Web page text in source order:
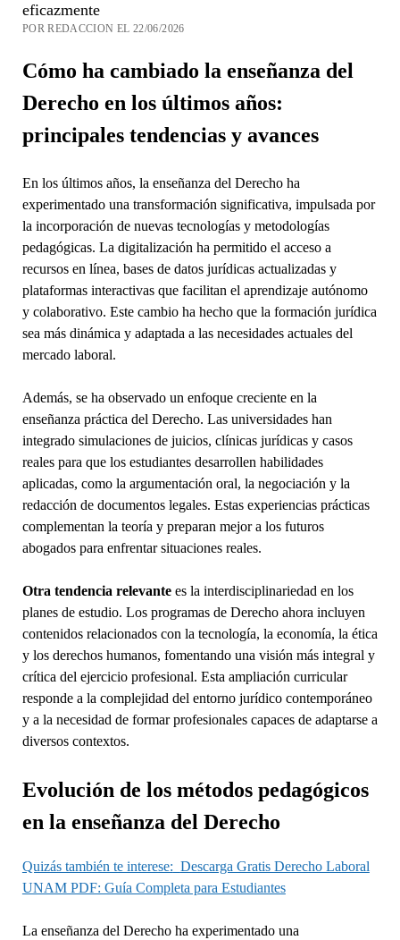
eficazmente
POR REDACCION EL 22/06/2026
Cómo ha cambiado la enseñanza del
Derecho en los últimos años:
principales tendencias y avances
En los últimos años, la enseñanza del Derecho ha
experimentado una transformación significativa, impulsada por
la incorporación de nuevas tecnologías y metodologías
pedagógicas. La digitalización ha permitido el acceso a
recursos en línea, bases de datos jurídicas actualizadas y
plataformas interactivas que facilitan el aprendizaje autónomo
y colaborativo. Este cambio ha hecho que la formación jurídica
sea más dinámica y adaptada a las necesidades actuales del
mercado laboral.
Además, se ha observado un enfoque creciente en la
enseñanza práctica del Derecho. Las universidades han
integrado simulaciones de juicios, clínicas jurídicas y casos
reales para que los estudiantes desarrollen habilidades
aplicadas, como la argumentación oral, la negociación y la
redacción de documentos legales. Estas experiencias prácticas
complementan la teoría y preparan mejor a los futuros
abogados para enfrentar situaciones reales.
Otra tendencia relevantees la interdisciplinariedad en los
planes de estudio. Los programas de Derecho ahora incluyen
contenidos relacionados con la tecnología, la economía, la ética
y los derechos humanos, fomentando una visión más integral y
crítica del ejercicio profesional. Esta ampliación curricular
responde a la complejidad del entorno jurídico contemporáneo
y a la necesidad de formar profesionales capaces de adaptarse a
diversos contextos.
Evolución de los métodos pedagógicos
en la enseñanza del Derecho
Quizás también te interese: Descarga Gratis Derecho Laboral
UNAM PDF: Guía Completa para Estudiantes
La enseñanza del Derecho ha experimentado una